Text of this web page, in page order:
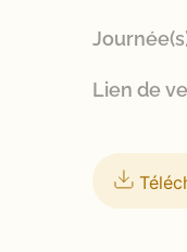
Lien de